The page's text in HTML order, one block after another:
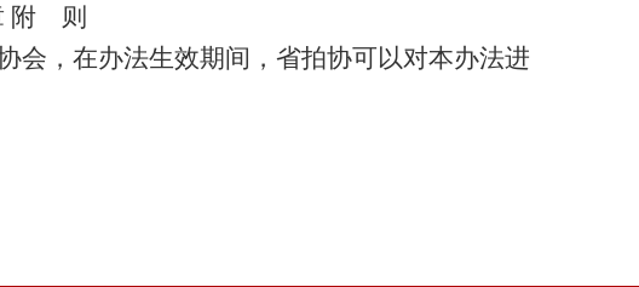
附 则
会，在办法生效期间，省拍协可以对本办法进